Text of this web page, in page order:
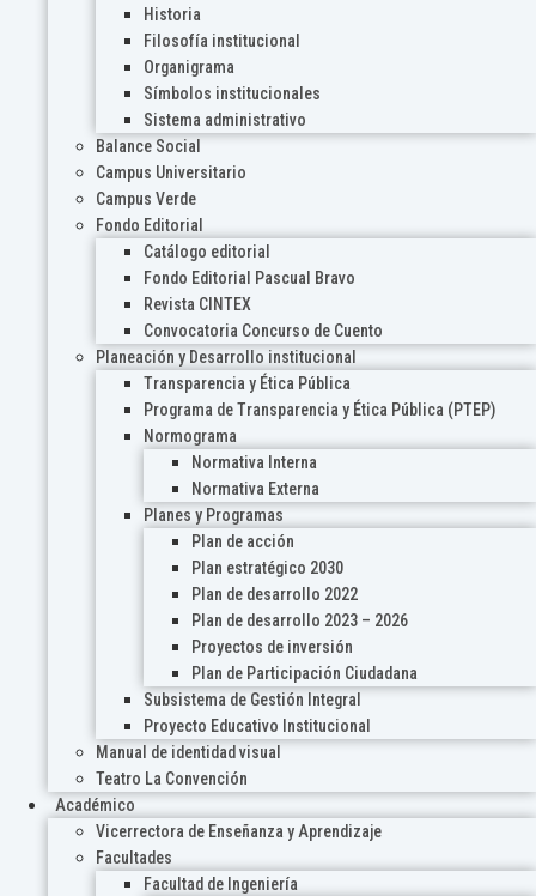
Historia
Filosofía institucional
Organigrama
Símbolos institucionales
Sistema administrativo
Balance Social
Campus Universitario
Campus Verde
Fondo Editorial
Catálogo editorial
Fondo Editorial Pascual Bravo
Revista CINTEX
Convocatoria Concurso de Cuento
Planeación y Desarrollo institucional
Transparencia y Ética Pública
Programa de Transparencia y Ética Pública (PTEP)
Normograma
Normativa Interna
Normativa Externa
Planes y Programas
Plan de acción
Plan estratégico 2030
Plan de desarrollo 2022
Plan de desarrollo 2023 – 2026
Proyectos de inversión
Plan de Participación Ciudadana
Subsistema de Gestión Integral
Proyecto Educativo Institucional
Manual de identidad visual
Teatro La Convención
Académico
Vicerrectora de Enseñanza y Aprendizaje
Facultades
Facultad de Ingeniería